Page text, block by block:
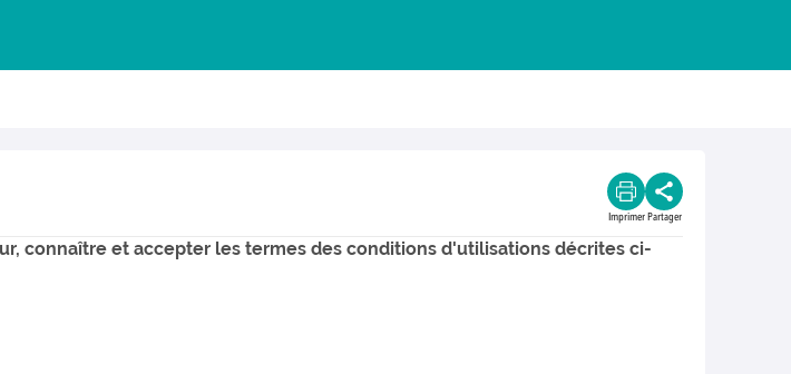
Imprimer Partager
connaître et accepter les termes des conditions d'utilisations décrites ci-